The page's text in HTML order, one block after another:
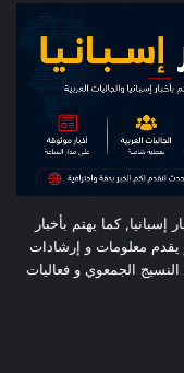
إسبانيا, كما يهتم بأخبار
يقدم معلومات و إرشادات
النسيج الجمعوي و فعاليات